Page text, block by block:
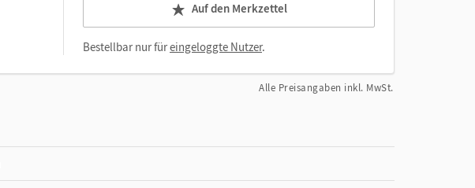
Auf den Merkzettel
Bestellbar nur füreingeloggte Nutzer.
Alle Preisangaben inkl. MwSt.